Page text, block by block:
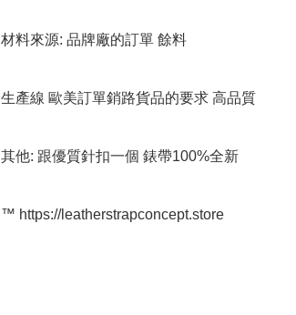
材料來源: 品牌廠的訂單 餘料
生產線 歐美訂單銷路貨品的要求 高品質
其他: 跟優質針扣一個 錶帶100%全新
™️ https://leatherstrapconcept.store